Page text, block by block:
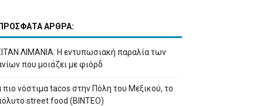
ΠΡΟΣΦΑΤΑ ΑΡΘΡΑ:
ΛΙΜΑΝΙΑ: Η εντυπωσιακή παραλία των
που μοιάζει με φιόρδ
πιο νόστιμα tacos στην Πόλη του Μεξικού, το
street food (ΒΙΝΤΕΟ)